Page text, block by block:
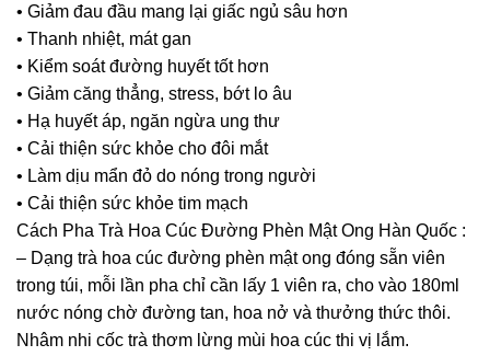
• Giảm đau đầu mang lại giấc ngủ sâu hơn
• Thanh nhiệt, mát gan
• Kiểm soát đường huyết tốt hơn
• Giảm căng thẳng, stress, bớt lo âu
• Hạ huyết áp, ngăn ngừa ung thư
• Cải thiện sức khỏe cho đôi mắt
• Làm dịu mẩn đỏ do nóng trong người
• Cải thiện sức khỏe tim mạch
Cách Pha Trà Hoa Cúc Đường Phèn Mật Ong Hàn Quốc :
– Dạng trà hoa cúc đường phèn mật ong đóng sẵn viên
trong túi, mỗi lần pha chỉ cần lấy 1 viên ra, cho vào 180ml
nước nóng chờ đường tan, hoa nở và thưởng thức thôi.
Nhâm nhi cốc trà thơm lừng mùi hoa cúc thi vị lắm.